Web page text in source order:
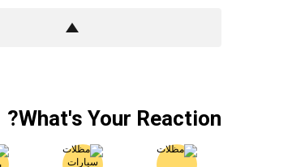
What's Your Reaction?